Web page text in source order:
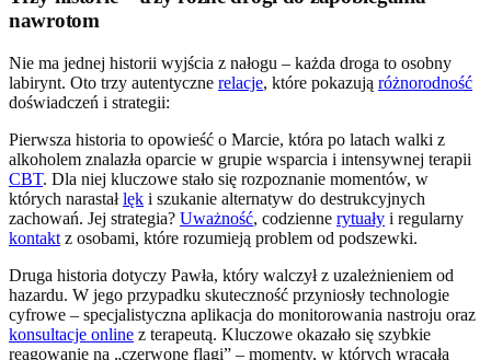
nawrotom
Nie ma jednej historii wyjścia z nałogu – każda droga to osobny
labirynt. Oto trzy autentyczne relacje, które pokazują różnorodność
doświadczeń i strategii:
Pierwsza historia to opowieść o Marcie, która po latach walki z
alkoholem znalazła oparcie w grupie wsparcia i intensywnej terapii
CBT. Dla niej kluczowe stało się rozpoznanie momentów, w
których narastałlęk i szukanie alternatyw do destrukcyjnych
zachowań. Jej strategia? Uważność, codzienne rytuały i regularny
kontakt z osobami, które rozumieją problem od podszewki.
Druga historia dotyczy Pawła, który walczył z uzależnieniem od
hazardu. W jego przypadku skuteczność przyniosły technologie
cyfrowe – specjalistyczna aplikacja do monitorowania nastroju oraz
konsultacje online z terapeutą. Kluczowe okazało się szybkie
reagowanie na „czerwone flagi” – momenty, w których wracała